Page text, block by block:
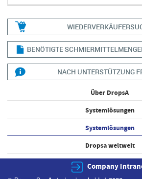
BENÖTIGTE
NACH UNTERSTÜTZUNG
Über DropsA
Systemlösungen
Systemlösungen
Dropsa weltweit
Company